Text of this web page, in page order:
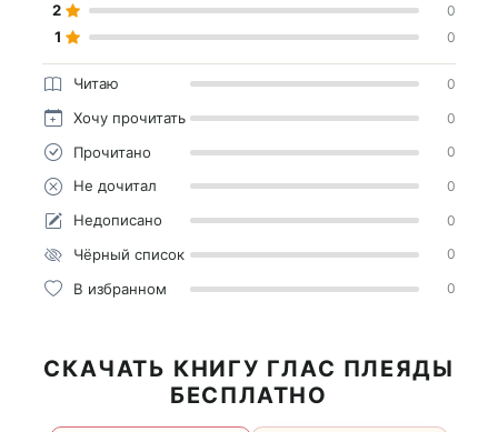
2 0
1 0
Читаю 0
Хочу прочитать 0
Прочитано 0
Не дочитал 0
Недописано 0
Чёрный список 0
В избранном 0
СКАЧАТЬ КНИГУ ГЛАС ПЛЕЯДЫ
БЕСПЛАТНО